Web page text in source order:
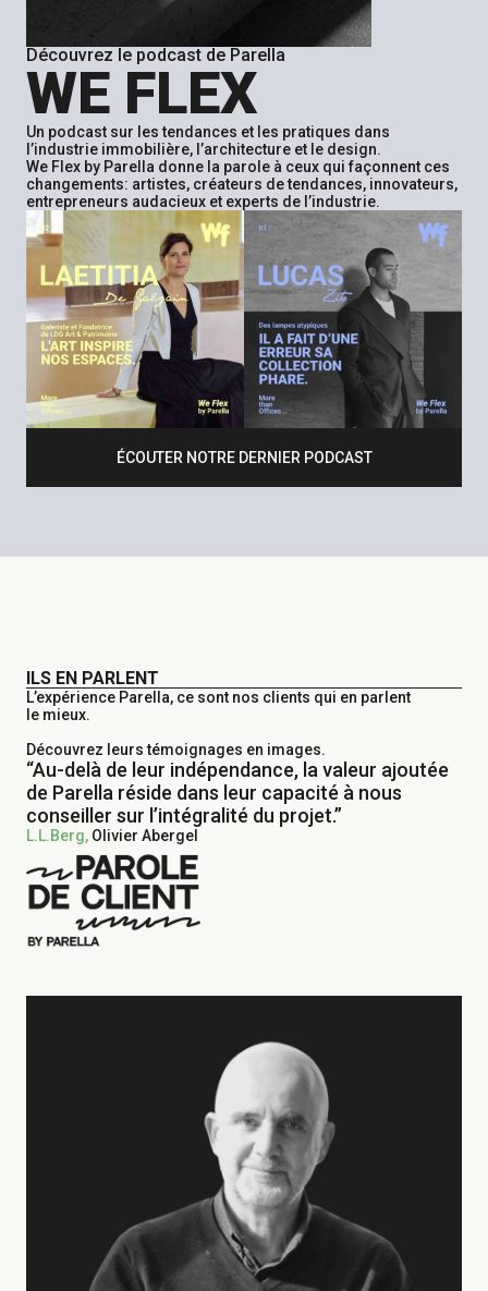
Découvrez le podcast de Parella
WE FLEX
Un podcast sur les tendances et les pratiques dans
l’industrie immobilière, l’architecture et le design.
We Flex by Parella donne la parole à ceux qui façonnent ces
changements: artistes, créateurs de tendances, innovateurs,
entrepreneurs audacieux et experts de l’industrie.
ÉCOUTER NOTRE DERNIER PODCAST
ILS EN PARLENT
L’expérience Parella, ce sont nos clients qui en parlent
le mieux.
Découvrez leurs témoignages en images.
“Au-delà de leur indépendance, la valeur ajoutée
de Parella réside dans leur capacité à nous
conseiller sur l’intégralité du projet.”
L.L.Berg, Olivier Abergel